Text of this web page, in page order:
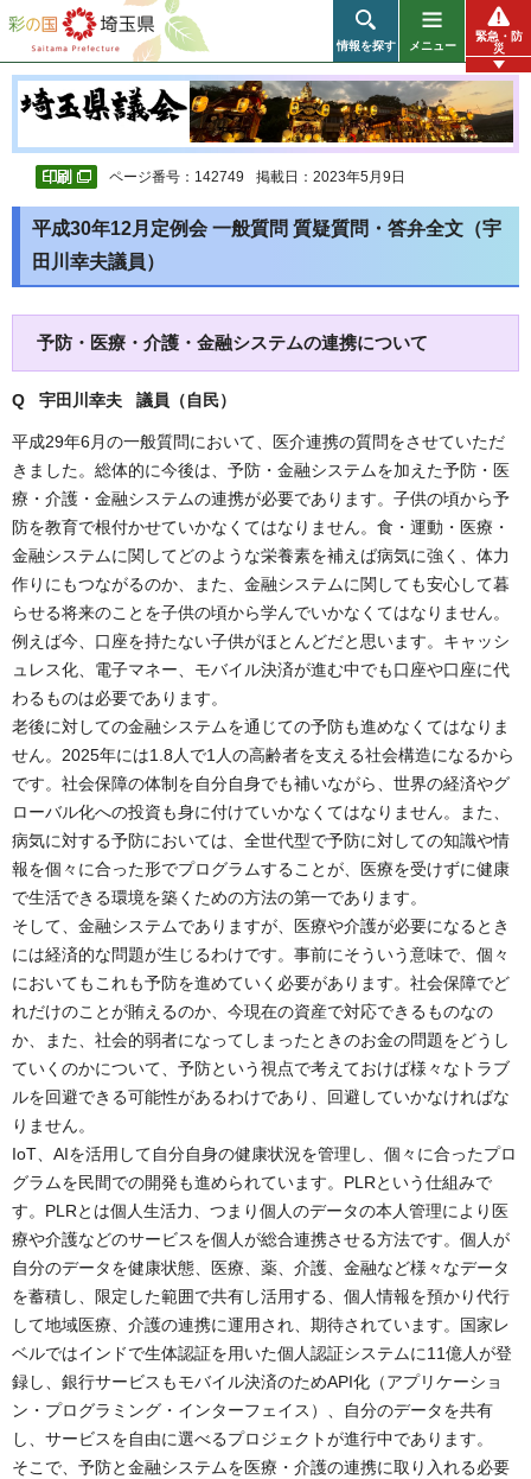
彩の国 埼玉県
情報を探す メニュー
緊急・防
災
ページ番号：142749 掲載日：2023年5月9日
平成30年12月定例会 一般質問 質疑質問・答弁全文（宇
田川幸夫議員）
予防・医療・介護・金融システムの連携について
Q 宇田川幸夫 議員（自民）
平成29年6月の一般質問において、医介連携の質問をさせていただ
きました。総体的に今後は、予防・金融システムを加えた予防・医
療・介護・金融システムの連携が必要であります。子供の頃から予
防を教育で根付かせていかなくてはなりません。食・運動・医療・
金融システムに関してどのような栄養素を補えば病気に強く、体力
作りにもつながるのか、また、金融システムに関しても安心して暮
らせる将来のことを子供の頃から学んでいかなくてはなりません。
例えば今、口座を持たない子供がほとんどだと思います。キャッシ
ュレス化、電子マネー、モバイル決済が進む中でも口座や口座に代
わるものは必要であります。
老後に対しての金融システムを通じての予防も進めなくてはなりま
せん。2025年には1.8人で1人の高齢者を支える社会構造になるから
です。社会保障の体制を自分自身でも補いながら、世界の経済やグ
ローバル化への投資も身に付けていかなくてはなりません。また、
病気に対する予防においては、全世代型で予防に対しての知識や情
報を個々に合った形でプログラムすることが、医療を受けずに健康
で生活できる環境を築くための方法の第一であります。
そして、金融システムでありますが、医療や介護が必要になるとき
には経済的な問題が生じるわけです。事前にそういう意味で、個々
においてもこれも予防を進めていく必要があります。社会保障でど
れだけのことが賄えるのか、今現在の資産で対応できるものなの
か、また、社会的弱者になってしまったときのお金の問題をどうし
ていくのかについて、予防という視点で考えておけば様々なトラブ
ルを回避できる可能性があるわけであり、回避していかなければな
りません。
IoT、AIを活用して自分自身の健康状況を管理し、個々に合ったプロ
グラムを民間での開発も進められています。PLRという仕組みで
す。PLRとは個人生活力、つまり個人のデータの本人管理により医
療や介護などのサービスを個人が総合連携させる方法です。個人が
自分のデータを健康状態、医療、薬、介護、金融など様々なデータ
を蓄積し、限定した範囲で共有し活用する、個人情報を預かり代行
して地域医療、介護の連携に運用され、期待されています。国家レ
ベルではインドで生体認証を用いた個人認証システムに11億人が登
録し、銀行サービスもモバイル決済のためAPI化（アプリケーショ
ン・プログラミング・インターフェイス）、自分のデータを共有
し、サービスを自由に選べるプロジェクトが進行中であります。
そこで、予防と金融システムを医療・介護の連携に取り入れる必要